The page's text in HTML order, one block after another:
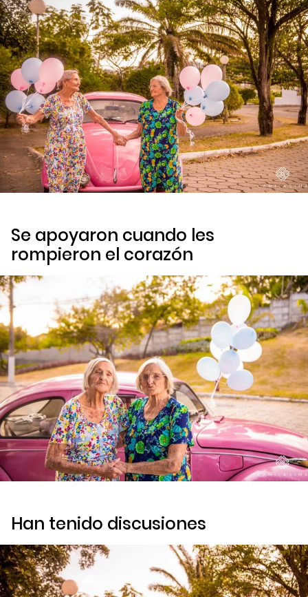
Se apoyaron cuando les
rompieron el corazón
Han tenido discusiones